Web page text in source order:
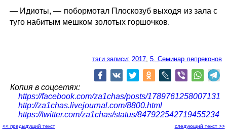
— Идиоты, — побормотал Плоскозуб выходя из зала с
туго набитым мешком золотых горшочков.
тэги записи: 2017 5. Семинар лепреконов
Копия в соцсетях:
https://facebook.com/za1chas/posts/1789761258007131
http://za1chas.livejournal.com/8800.html
https://twitter.com/za1chas/status/847922542719455234
<< предыдущий текст следующий текст >>